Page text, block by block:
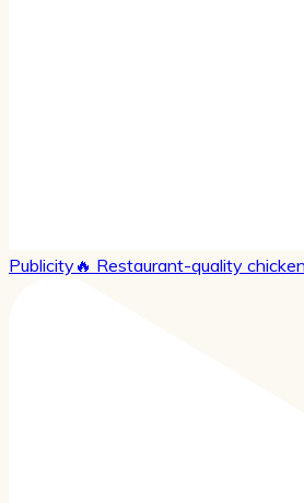
Publicity🔥 Restaurant-quality